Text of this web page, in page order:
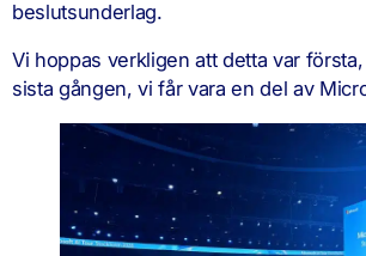
beslutsunderlag.
Vi hoppas verkligen att detta var
sista gången, vi får vara en del av